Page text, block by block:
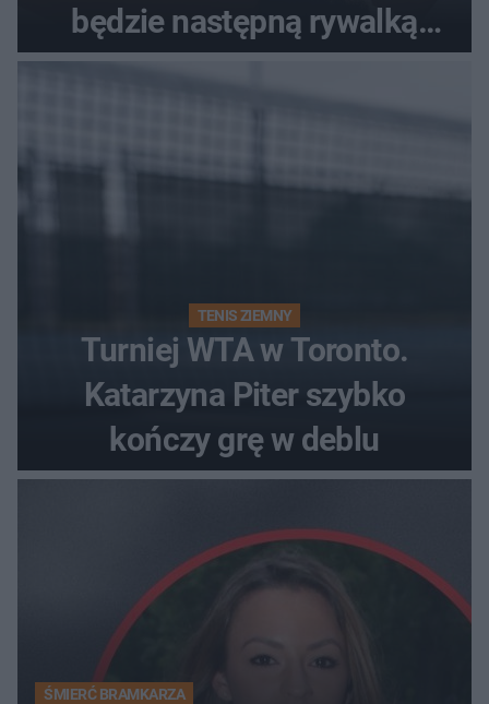
będzie następną rywalką
Polki?
TENIS ZIEMNY
Turniej WTA w Toronto.
Katarzyna Piter szybko
kończy grę w deblu
ŚMIERĆ BRAMKARZA